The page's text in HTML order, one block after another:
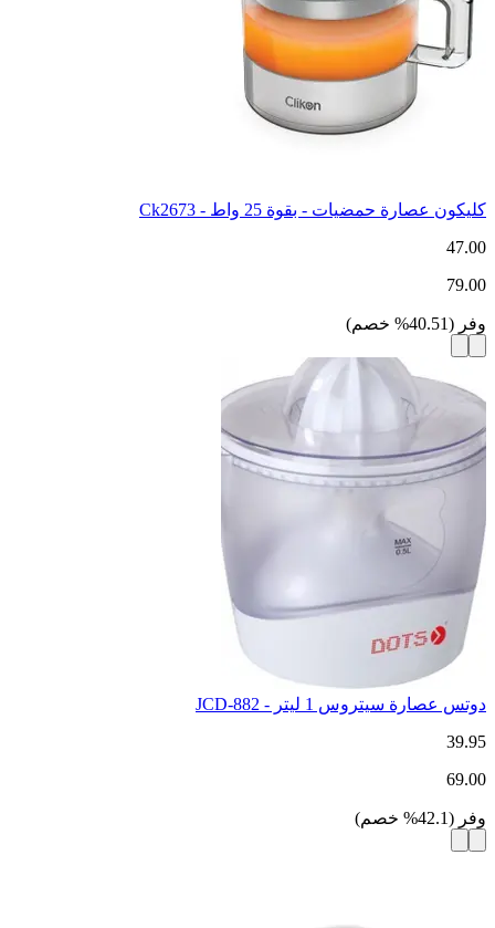
كليكون عصارة حمضيات - بقوة 25 واط - Ck2673
47.00
79.00
وفر (
40.51
% خصم)
دوتس عصارة سيتروس 1 ليتر - JCD-882
39.95
69.00
وفر (
42.1
% خصم)